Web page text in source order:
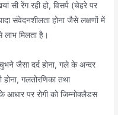
सी रेंग रही हो, विसर्प (चेहरे पर
संवेदनशीलता होना जैसे लक्षणों में
लाभ मिलता है।
जैसा दर्द होना, गले के अन्दर
गलतोरणिका तथा
आधार पर रोगी को जिम्नोक्लैडस